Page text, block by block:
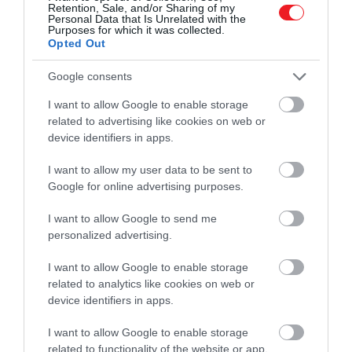
Retention, Sale, and/or Sharing of my
Personal Data that Is Unrelated with the
Purposes for which it was collected.
Opted Out
Google consents
I want to allow Google to enable storage
related to advertising like cookies on web or
device identifiers in apps.
I want to allow my user data to be sent to
Google for online advertising purposes.
I want to allow Google to send me
personalized advertising.
I want to allow Google to enable storage
related to analytics like cookies on web or
device identifiers in apps.
I want to allow Google to enable storage
related to functionality of the website or app.
bemutatott. A késlekedés körüli feszültségről a
2025-ös New York Comic Conon is beszélt: akkor
úgy fogalmazott,
határidőkkel, és egyáltalán nem teszi boldoggá,
ha szerződéseket sért vagy kicsúszik a vállalt
ütemezésből.
Ez is érdekelhet!
Megérkezett a legújabb Trónok harca-
sorozat előzetese – ezt tudjuk eddig a
sztoriról
A mostani cáfolat tehát legfeljebb annyit tisztázott,
hogy a nemrég felkapott 2026-os dátum nem
nagy kérdés ettől még változatlan maradt: mikor